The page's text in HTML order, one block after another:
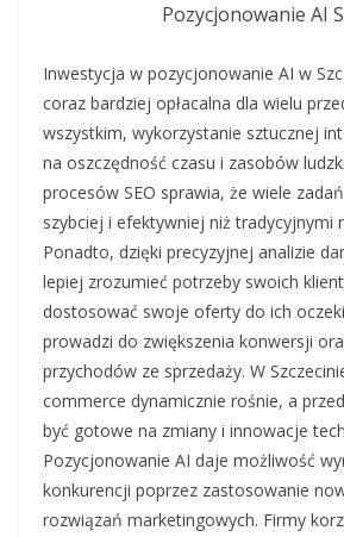
Pozycjonowanie AI
Inwestycja w pozycjonowanie AI w
coraz bardziej opłacalna dla wielu
wszystkim, wykorzystanie sztucznej
na oszczędność czasu i zasobów
procesów SEO sprawia, że wiele
szybciej i efektywniej niż tradycyjnymi
Ponadto, dzięki precyzyjnej analizie
lepiej zrozumieć potrzeby swoich
dostosować swoje oferty do ich
prowadzi do zwiększenia konwersji
przychodów ze sprzedaży. W
commerce dynamicznie rośnie, a
być gotowe na zmiany i innowacje
Pozycjonowanie AI daje możliwość
konkurencji poprzez zastosowanie
rozwiązań marketingowych. Firmy